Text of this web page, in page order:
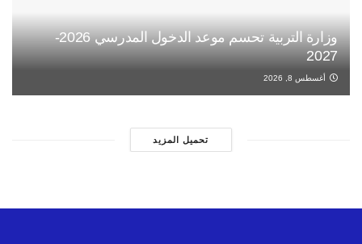
وزارة التربية تحسم موعد الدخول المدرسي 2026-
2027
أغسطس 8, 2026
تحميل المزيد